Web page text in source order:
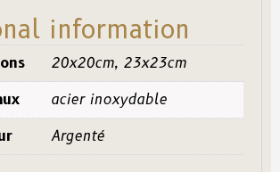
information
20x20cm, 23x23cm
acier inoxydable
Argenté